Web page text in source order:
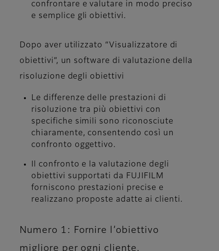
confrontare e valutare in modo preciso
e semplice gli obiettivi.
Dopo aver utilizzato “Visualizzatore di
obiettivi”, un software di valutazione della
risoluzione degli obiettivi
Le differenze delle prestazioni di
risoluzione tra più obiettivi con
specifiche simili sono riconosciute
chiaramente, consentendo così un
confronto oggettivo.
Il confronto e la valutazione degli
obiettivi supportati da FUJIFILM
forniscono prestazioni precise e
realizzano proposte adatte ai clienti.
Numero 1: Fornire l’obiettivo
migliore per ogni cliente.